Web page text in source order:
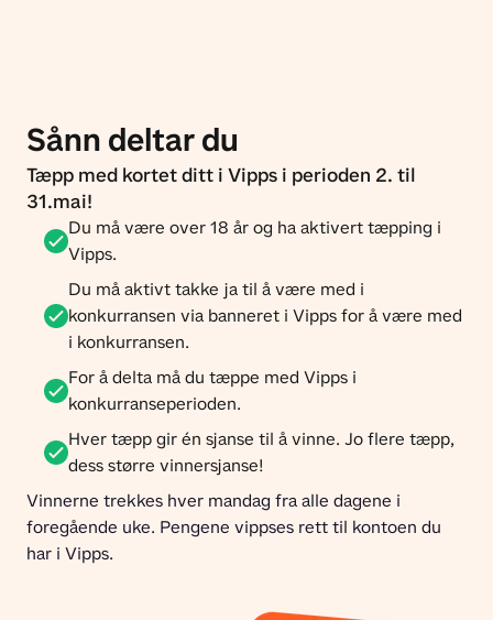
Sånn deltar du
Tæpp med kortet ditt i Vipps i perioden 2. til
31.mai!
Du må være over 18 år og ha aktivert tæpping i
Vipps.
Du må aktivt takke ja til å være med i
konkurransen via banneret i Vipps for å være med
i konkurransen.
For å delta må du tæppe med Vipps i
konkurranseperioden.
Hver tæpp gir én sjanse til å vinne. Jo flere tæpp,
dess større vinnersjanse!
Vinnerne trekkes hver mandag fra alle dagene i
foregående uke. Pengene vippses rett til kontoen du
har i Vipps.